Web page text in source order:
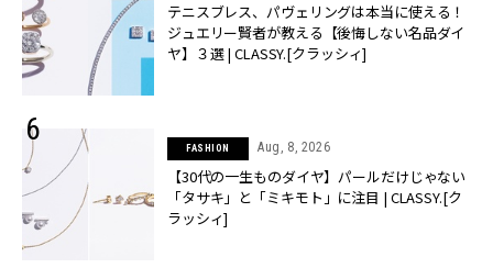
テニスブレス、パヴェリングは本当に使える！
ジュエリー賢者が教える【後悔しない名品ダイ
ヤ】３選 | CLASSY.[クラッシィ]
FASHION Aug, 8, 2026
【30代の一生ものダイヤ】パールだけじゃない
「タサキ」と「ミキモト」に注目 | CLASSY.[ク
ラッシィ]